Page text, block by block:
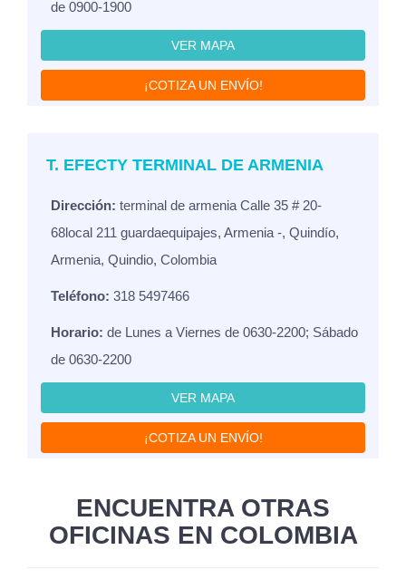
de 0900-1900
VER MAPA
¡COTIZA UN ENVÍO!
T. EFECTY TERMINAL DE ARMENIA
Dirección: terminal de armenia Calle 35 # 20-
68local 211 guardaequipajes, Armenia -, Quindío,
Armenia, Quindio, Colombia
Teléfono: 318 5497466
Horario: de Lunes a Viernes de 0630-2200; Sábado
de 0630-2200
VER MAPA
¡COTIZA UN ENVÍO!
ENCUENTRA OTRAS
OFICINAS EN COLOMBIA